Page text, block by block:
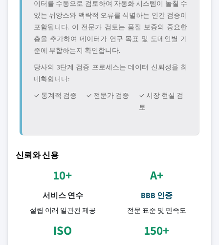
이터를 수동으로 검토하여 자동화 시스템이 놀칠 수
있는 뉘앙스와 맥락적 오류를 식별하는 인간 검증이
포함됩니다. 이 전문가 검토는 품질 보증의 중요한
층을 추가하여 데이터가 연구 목표 및 도메인별 기
준에 부합하는지 확인합니다.
당사의 3단계 검증 프로세스는 데이터 신뢰성을 최
대화합니다:
✓ 통계적 검증
✓ 전문가 검증
✓ 시장 현실 검
토
신뢰와 신용
10+
서비스 연수
설립 이래 일관된 제공
A+
BBB 인증
전문 표준 및 만족도
ISO 150+